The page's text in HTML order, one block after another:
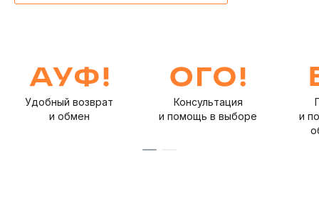
Удобный возврат
и обмен
Консультация
и помощь в выборе
и